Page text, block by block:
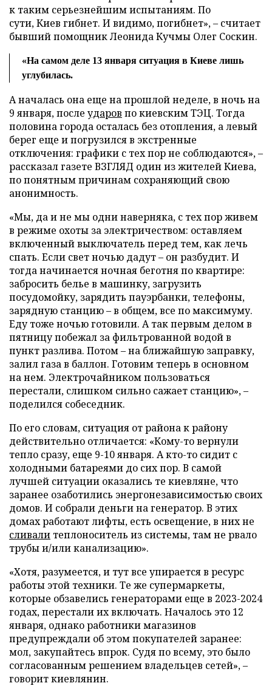
к таким серьезнейшим испытаниям. По
сути, Киев гибнет. И видимо, погибнет», – считает
бывший помощник Леонида Кучмы Олег Соскин.
«На самом деле 13 января ситуация в Киеве лишь
углубилась.
А началась она еще на прошлой неделе, в ночь на
9 января, после ударов по киевским ТЭЦ. Тогда
половина города осталась без отопления, а левый
берег еще и погрузился в экстренные
отключения: графики с тех пор не соблюдаются», –
рассказал газете ВЗГЛЯД один из жителей Киева,
по понятным причинам сохраняющий свою
анонимность.
«Мы, да и не мы одни наверняка, с тех пор живем
в режиме охоты за электричеством: оставляем
включенный выключатель перед тем, как лечь
спать. Если свет ночью дадут – он разбудит. И
тогда начинается ночная беготня по квартире:
забросить белье в машинку, загрузить
посудомойку, зарядить пауэрбанки, телефоны,
зарядную станцию – в общем, все по максимуму.
Еду тоже ночью готовили. А так первым делом в
пятницу побежал за фильтрованной водой в
пункт разлива. Потом – на ближайшую заправку,
залил газа в баллон. Готовим теперь в основном
на нем. Электрочайником пользоваться
перестали, слишком сильно сажает станцию», –
поделился собеседник.
По его словам, ситуация от района к району
действительно отличается: «Кому-то вернули
тепло сразу, еще 9-10 января. А кто-то сидит с
холодными батареями до сих пор. В самой
лучшей ситуации оказались те киевляне, что
заранее озаботились энергонезависимостью своих
домов. И собрали деньги на генератор. В этих
домах работают лифты, есть освещение, в них не
сливали теплоноситель из системы, там не рвало
трубы и/или канализацию».
«Хотя, разумеется, и тут все упирается в ресурс
работы этой техники. Те же супермаркеты,
которые обзавелись генераторами еще в 2023-2024
годах, перестали их включать. Началось это 12
января, однако работники магазинов
предупреждали об этом покупателей заранее:
мол, закупайтесь впрок. Судя по всему, это было
согласованным решением владельцев сетей», –
говорит киевлянин.